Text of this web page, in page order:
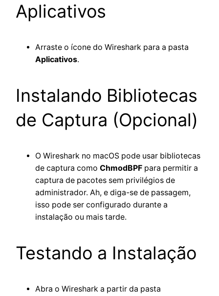
Aplicativos
Arraste o ícone do Wireshark para a pasta
Aplicativos.
Instalando Bibliotecas
de Captura (Opcional)
O Wireshark no macOS pode usar bibliotecas
de captura como ChmodBPF para permitir a
captura de pacotes sem privilégios de
administrador. Ah, e diga-se de passagem,
isso pode ser configurado durante a
instalação ou mais tarde.
Testando a Instalação
Abra o Wireshark a partir da pasta